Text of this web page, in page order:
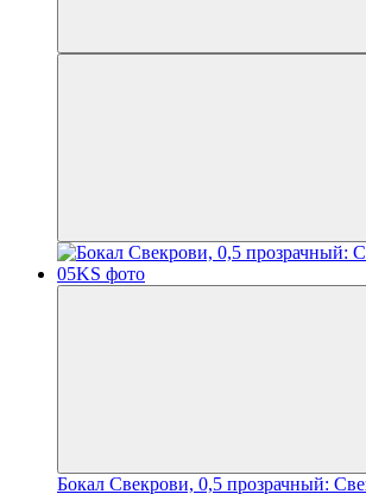
Бокал Свекрови, 0,5 прозрачный: